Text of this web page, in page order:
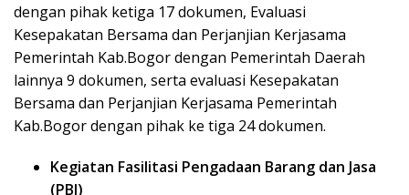
dengan pihak ketiga 17 dokumen, Evaluasi
Kesepakatan Bersama dan Perjanjian Kerjasama
Pemerintah Kab.Bogor dengan Pemerintah Daerah
lainnya 9 dokumen, serta evaluasi Kesepakatan
Bersama dan Perjanjian Kerjasama Pemerintah
Kab.Bogor dengan pihak ke tiga 24 dokumen.
Kegiatan Fasilitasi Pengadaan Barang dan Jasa
(PBJ)